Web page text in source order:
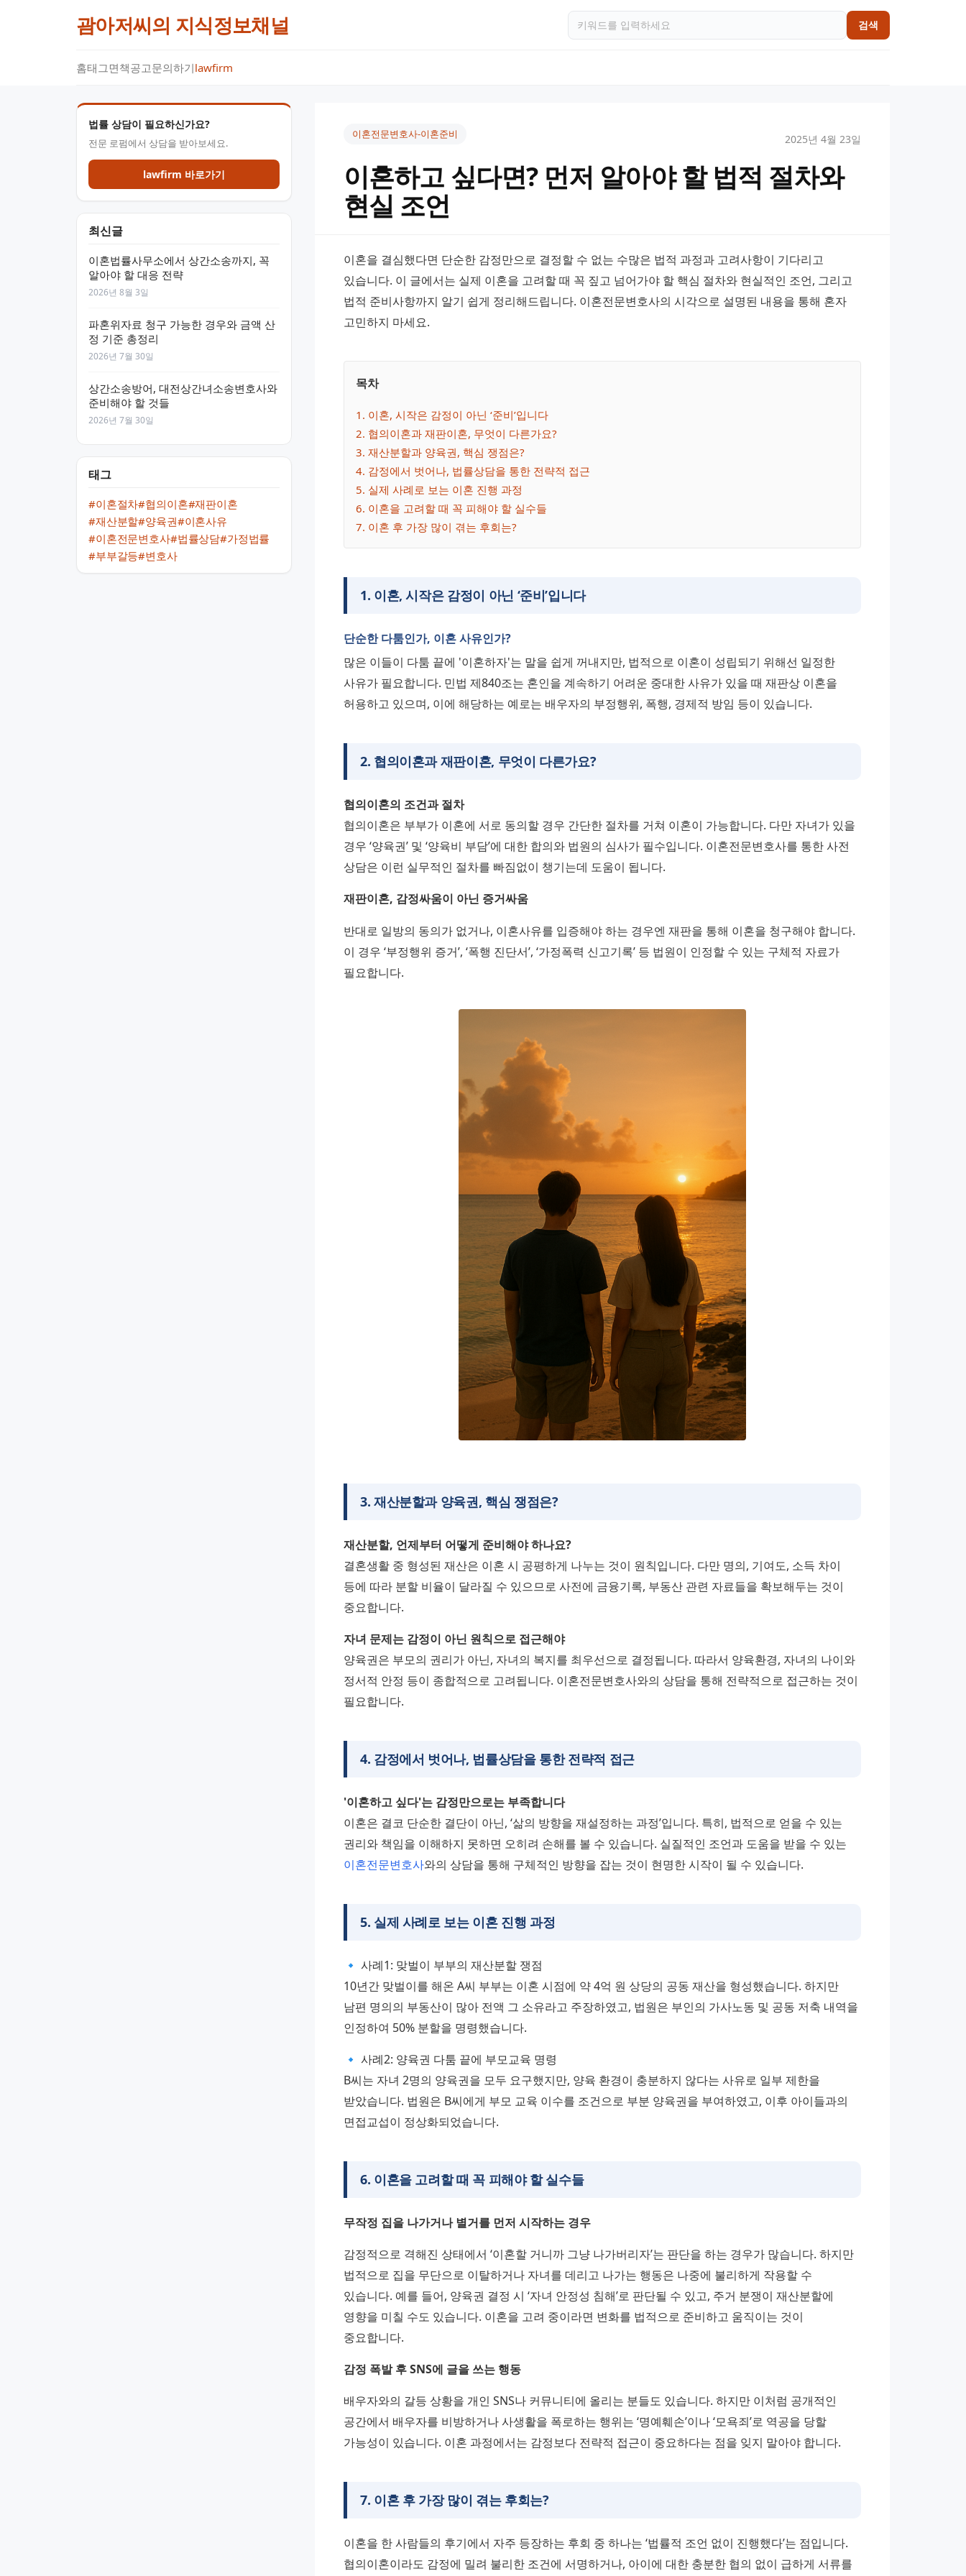
괌아저씨의 지식정보채널 검색
홈태그면책공고문의하기lawfirm
법률 상담이 필요하신가요?
전문 로펌에서 상담을 받아보세요.
lawfirm 바로가기
최신글
이혼법률사무소에서 상간소송까지, 꼭
알아야 할 대응 전략
2026년 8월 3일
파혼위자료 청구 가능한 경우와 금액 산
정 기준 총정리
2026년 7월 30일
상간소송방어, 대전상간녀소송변호사와
준비해야 할 것들
2026년 7월 30일
태그
#이혼절차#협의이혼#재판이혼
#재산분할#양육권#이혼사유
#이혼전문변호사#법률상담#가정법률
#부부갈등#변호사
이혼전문변호사-이혼준비 2025년 4월 23일
이혼하고 싶다면? 먼저 알아야 할 법적 절차와
현실 조언
이혼을 결심했다면 단순한 감정만으로 결정할 수 없는 수많은 법적 과정과 고려사항이 기다리고
있습니다. 이 글에서는 실제 이혼을 고려할 때 꼭 짚고 넘어가야 할 핵심 절차와 현실적인 조언, 그리고
법적 준비사항까지 알기 쉽게 정리해드립니다. 이혼전문변호사의 시각으로 설명된 내용을 통해 혼자
고민하지 마세요.
목차
1 . 이혼, 시작은 감정이 아닌 ‘준비’입니다
2. 협의이혼과 재판이혼, 무엇이 다른가요?
3. 재산분할과 양육권, 핵심 쟁점은?
4. 감정에서 벗어나, 법률상담을 통한 전략적 접근
5. 실제 사례로 보는 이혼 진행 과정
6. 이혼을 고려할 때 꼭 피해야 할 실수들
7. 이혼 후 가장 많이 겪는 후회는?
1. 이혼, 시작은 감정이 아닌 ‘준비’입니다
단순한 다툼인가, 이혼 사유인가?
많은 이들이 다툼 끝에 '이혼하자'는 말을 쉽게 꺼내지만, 법적으로 이혼이 성립되기 위해선 일정한
사유가 필요합니다. 민법 제840조는 혼인을 계속하기 어려운 중대한 사유가 있을 때 재판상 이혼을
허용하고 있으며, 이에 해당하는 예로는 배우자의 부정행위, 폭행, 경제적 방임 등이 있습니다.
2. 협의이혼과 재판이혼, 무엇이 다른가요?
협의이혼의 조건과 절차
협의이혼은 부부가 이혼에 서로 동의할 경우 간단한 절차를 거쳐 이혼이 가능합니다. 다만 자녀가 있을
경우 ‘양육권’ 및 ‘양육비 부담’에 대한 합의와 법원의 심사가 필수입니다. 이혼전문변호사를 통한 사전
상담은 이런 실무적인 절차를 빠짐없이 챙기는데 도움이 됩니다.
재판이혼, 감정싸움이 아닌 증거싸움
반대로 일방의 동의가 없거나, 이혼사유를 입증해야 하는 경우엔 재판을 통해 이혼을 청구해야 합니다.
이 경우 ‘부정행위 증거’, ‘폭행 진단서’, ‘가정폭력 신고기록’ 등 법원이 인정할 수 있는 구체적 자료가
필요합니다.
3. 재산분할과 양육권, 핵심 쟁점은?
재산분할, 언제부터 어떻게 준비해야 하나요?
결혼생활 중 형성된 재산은 이혼 시 공평하게 나누는 것이 원칙입니다. 다만 명의, 기여도, 소득 차이
등에 따라 분할 비율이 달라질 수 있으므로 사전에 금융기록, 부동산 관련 자료들을 확보해두는 것이
중요합니다.
자녀 문제는 감정이 아닌 원칙으로 접근해야
양육권은 부모의 권리가 아닌, 자녀의 복지를 최우선으로 결정됩니다. 따라서 양육환경, 자녀의 나이와
정서적 안정 등이 종합적으로 고려됩니다. 이혼전문변호사와의 상담을 통해 전략적으로 접근하는 것이
필요합니다.
4. 감정에서 벗어나, 법률상담을 통한 전략적 접근
'이혼하고 싶다'는 감정만으로는 부족합니다
이혼은 결코 단순한 결단이 아닌, ‘삶의 방향을 재설정하는 과정’입니다. 특히, 법적으로 얻을 수 있는
이혼전문변호사와의 상담을 통해 구체적인 방향을 잡는 것이 현명한 시작이 될 수 있습니다.
5. 실제 사례로 보는 이혼 진행 과정
🔹 사례1: 맞벌이 부부의 재산분할 쟁점
10년간 맞벌이를 해온 A씨 부부는 이혼 시점에 약 4억 원 상당의 공동 재산을 형성했습니다. 하지만
남편 명의의 부동산이 많아 전액 그 소유라고 주장하였고, 법원은 부인의 가사노동 및 공동 저축 내역을
인정하여 50% 분할을 명령했습니다.
🔹 사례2: 양육권 다툼 끝에 부모교육 명령
B씨는 자녀 2명의 양육권을 모두 요구했지만, 양육 환경이 충분하지 않다는 사유로 일부 제한을
받았습니다. 법원은 B씨에게 부모 교육 이수를 조건으로 부분 양육권을 부여하였고, 이후 아이들과의
면접교섭이 정상화되었습니다.
6. 이혼을 고려할 때 꼭 피해야 할 실수들
무작정 집을 나가거나 별거를 먼저 시작하는 경우
감정적으로 격해진 상태에서 ‘이혼할 거니까 그냥 나가버리자’는 판단을 하는 경우가 많습니다. 하지만
법적으로 집을 무단으로 이탈하거나 자녀를 데리고 나가는 행동은 나중에 불리하게 작용할 수
있습니다. 예를 들어, 양육권 결정 시 ‘자녀 안정성 침해’로 판단될 수 있고, 주거 분쟁이 재산분할에
영향을 미칠 수도 있습니다. 이혼을 고려 중이라면 변화를 법적으로 준비하고 움직이는 것이
중요합니다.
감정 폭발 후 SNS에 글을 쓰는 행동
배우자와의 갈등 상황을 개인 SNS나 커뮤니티에 올리는 분들도 있습니다. 하지만 이처럼 공개적인
공간에서 배우자를 비방하거나 사생활을 폭로하는 행위는 ‘명예훼손’이나 ‘모욕죄’로 역공을 당할
가능성이 있습니다. 이혼 과정에서는 감정보다 전략적 접근이 중요하다는 점을 잊지 말아야 합니다.
7. 이혼 후 가장 많이 겪는 후회는?
이혼을 한 사람들의 후기에서 자주 등장하는 후회 중 하나는 ‘법률적 조언 없이 진행했다’는 점입니다.
협의이혼이라도 감정에 밀려 불리한 조건에 서명하거나, 아이에 대한 충분한 협의 없이 급하게 서류를